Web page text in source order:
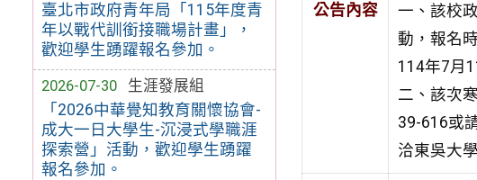
臺北市政府青年局「115年度青
年以戰代訓銜接職場計畫」，
歡迎學生踴躍報名參加。
2026-07-30
生涯發展組
「2026中華覺知教育關懷協會-
成大一日大學生-沉浸式學職涯
探索營」活動，歡迎學生踴躍
報名參加。
公告內容
一、該校
動，報名
114年7月
二、該次
39-616或
洽東吳大